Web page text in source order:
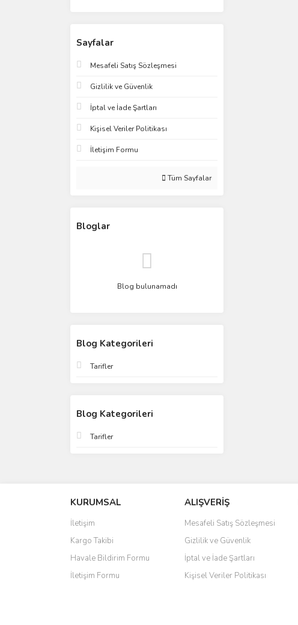
Sayfalar
Mesafeli Satış Sözleşmesi
Gizlilik ve Güvenlik
İptal ve İade Şartları
Kişisel Veriler Politikası
İletişim Formu
Tüm Sayfalar
Bloglar
Blog bulunamadı
Blog Kategorileri
Tarifler
Blog Kategorileri
Tarifler
KURUMSAL
İletişim
Kargo Takibi
Havale Bildirim Formu
İletişim Formu
ALIŞVERİŞ
Mesafeli Satış Sözleşmesi
Gizlilik ve Güvenlik
İptal ve İade Şartları
Kişisel Veriler Politikası